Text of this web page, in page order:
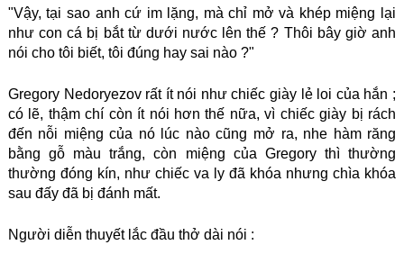
"Vậy, tại sao anh cứ im lặng, mà chỉ mở và khép miệng lại
như con cá bị bắt từ dưới nước lên thế ? Thôi bây giờ anh
nói cho tôi biết, tôi đúng hay sai nào ?"
Gregory Nedoryezov rất ít nói như chiếc giày lẻ loi của hắn ;
có lẽ, thậm chí còn ít nói hơn thế nữa, vì chiếc giày bị rách
đến nỗi miệng của nó lúc nào cũng mở ra, nhe hàm răng
bằng gỗ màu trắng, còn miệng của Gregory thì thường
thường đóng kín, như chiếc va ly đã khóa nhưng chìa khóa
sau đấy đã bị đánh mất.
Người diễn thuyết lắc đầu thở dài nói :